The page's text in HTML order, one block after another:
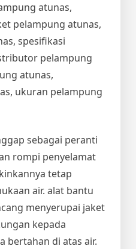
atunas,
pelampung atunas,
spesifikasi
pelampung
atunas,
ukuran pelampung
sebagai peranti
rompi penyelamat
tetap
air. alat bantu
menyerupai jaket
kepada
bertahan di atas air.